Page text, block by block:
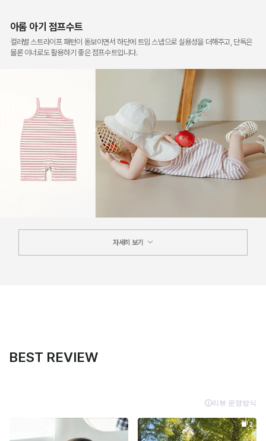
아롬 아기 점프수트
컬러별 스트라이프 패턴이 돋보이면서 하단에 트임 스냅으로 실용성을 더해주고, 단독은
물론 이너로도 활용하기 좋은 점프수트입니다.
자세히 보기
BEST REVIEW